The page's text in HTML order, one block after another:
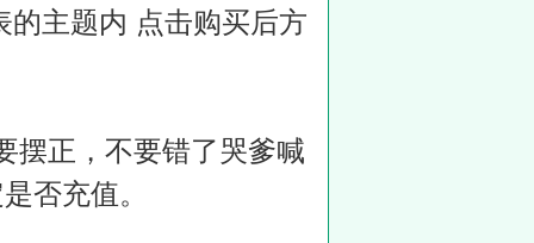
主题内 点击购买后方
摆正，不要错了哭爹喊
否充值。